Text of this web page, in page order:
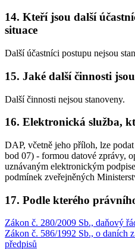
14. Kteří jsou další
situace
Další účastníci postupu nejsou
15. Jaké další činnosti
Další činnosti nejsou stanoveny.
16. Elektronická služba,
DAP, včetně jeho příloh, lze
bod 07) - formou datové zprávy,
uznávaným elektronickým
podmínek zveřejněných
17. Podle kterého
Zákon č. 280/2009 Sb., daňový
Zákon č. 586/1992 Sb., o daních
předpisů